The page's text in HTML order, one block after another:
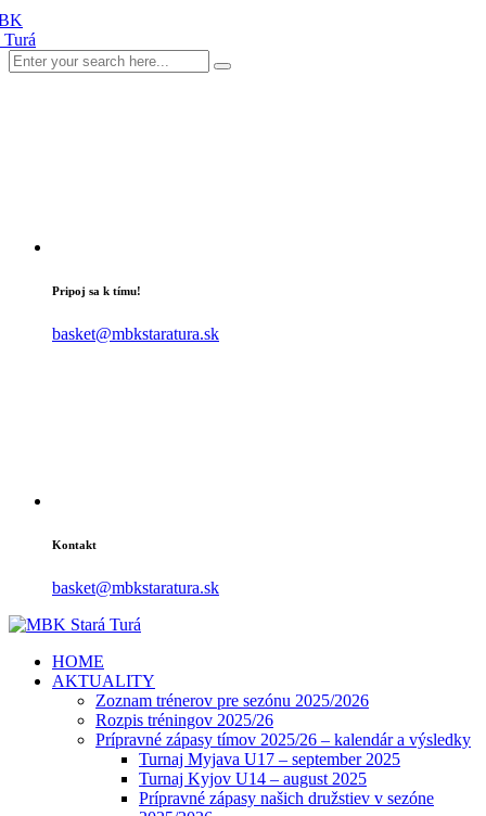
Pripoj sa k tímu!
basket@mbkstaratura.sk
Kontakt
basket@mbkstaratura.sk
HOME
AKTUALITY
Zoznam trénerov pre sezónu 2025/2026
Rozpis tréningov 2025/26
Prípravné zápasy tímov 2025/26 – kalendár a výsledky
Turnaj Myjava U17 – september 2025
Turnaj Kyjov U14 – august 2025
Prípravné zápasy našich družstiev v sezóne